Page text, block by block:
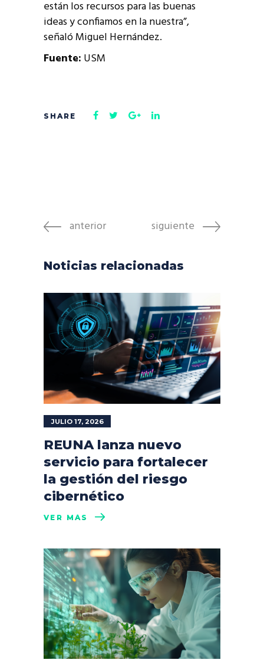
están los recursos para las buenas
ideas y confiamos en la nuestra”,
señaló Miguel Hernández.
Fuente: USM
anterior siguiente
Noticias relacionadas
JULIO 17, 2026
REUNA lanza nuevo
servicio para fortalecer
la gestión del riesgo
cibernético
VER MÁS